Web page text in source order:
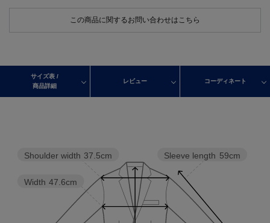
この商品に関するお問い合わせはこちら
サイズ表 /
商品詳細
レビュー コーディネート
Sleeve length 59cm
Width 47.6cm
Shoulder width 37.5cm